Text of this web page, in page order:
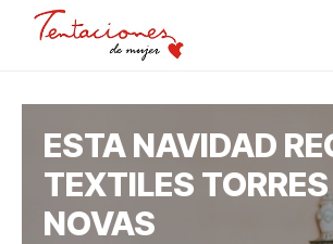
ESTA NAVIDAD
TEXTILES TORRES
NOVAS